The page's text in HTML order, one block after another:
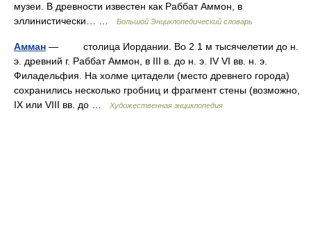
музеи. В древности известен как Раббат Аммон, в
эллинистически… …
Большой Энциклопедический словарь
Амман — столица Иордании. Во 2 1 м тысячелетии до н.
э. древний г. Раббат Аммон, в III в. до н. э. IV VI вв. н. э.
Филадельфия. На холме цитадели (место древнего города)
сохранились несколько гробниц и фрагмент стены (возможно,
IX или VIII вв. до …
Художественная энциклопедия